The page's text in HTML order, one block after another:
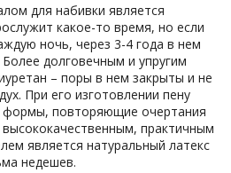
для набивки является
какое-то время, но если
ночь, через 3-4 года в нем
долговечным и упругим
– поры в нем закрыты и не
При его изготовлении пену
формы, повторяющие очертания
практичным
является натуральный латекс
недешев.